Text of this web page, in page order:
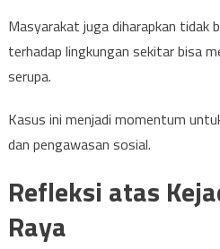
Masyarakat juga diharapkan tidak
terhadap lingkungan sekitar bisa
serupa.
Kasus ini menjadi momentum
dan pengawasan sosial.
Refleksi atas
Raya